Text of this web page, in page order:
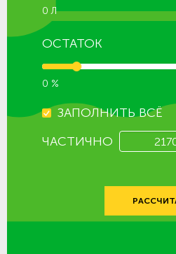
0 Л
ОСТАТОК
0 %
ЗАПОЛНИТЬ ВСЁ
ЧАСТИЧНО